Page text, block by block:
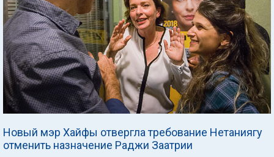
Новый мэр Хайфы отвергла требование Нетаниягу
отменить назначение Раджи Заатрии